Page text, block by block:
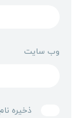
وب‌ سایت
ذخیره